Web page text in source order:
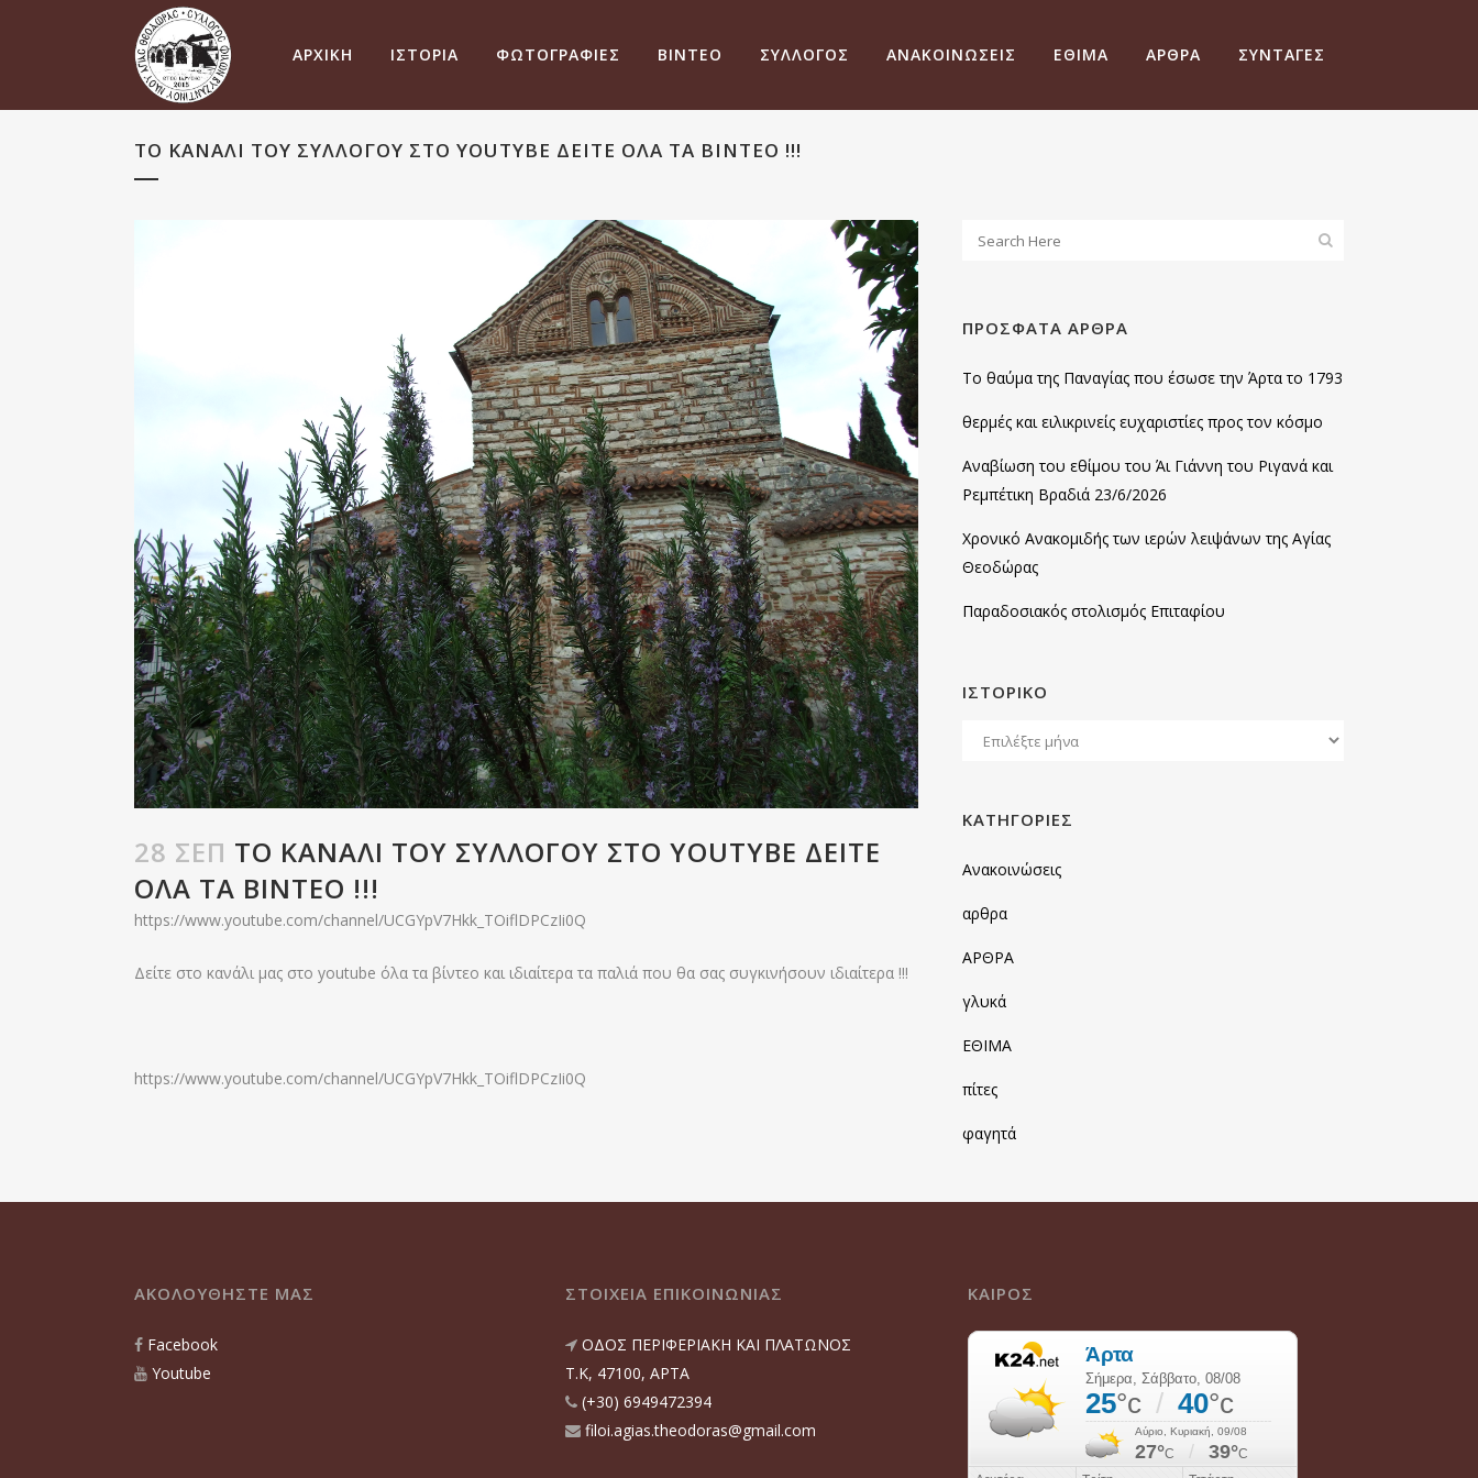
ΑΡΧΙΚΗ ΙΣΤΟΡΙΑ ΦΩΤΟΓΡΑΦΙΕΣ ΒΙΝΤΕΟ ΣΥΛΛΟΓΟΣ ΑΝΑΚΟΙΝΩΣΕΙΣ ΕΘΙΜΑ ΆΡΘΡΑ ΣΥΝΤΑΓΈΣ
ΤΟ ΚΑΝΆΛΙ ΤΟΥ ΣΥΛΛΌΓΟΥ ΣΤΟ YOUTYBE ΔΕΊΤΕ ΌΛΑ ΤΑ ΒΊΝΤΕΟ !!!
28 ΣΕΠ ΤΟ ΚΑΝΆΛΙ ΤΟΥ ΣΥΛΛΌΓΟΥ ΣΤΟ YOUTYBE ΔΕΊΤΕ
ΌΛΑ ΤΑ ΒΊΝΤΕΟ !!!
https://www.youtube.com/channel/UCGYpV7Hkk_TOiflDPCzIi0Q
Δείτε στο κανάλι μας στο youtube όλα τα βίντεο και ιδιαίτερα τα παλιά που θα σας συγκινήσουν ιδιαίτερα !!!
https://www.youtube.com/channel/UCGYpV7Hkk_TOiflDPCzIi0Q
ΠΡΌΣΦΑΤΑ ΆΡΘΡΑ
Το θαύμα της Παναγίας που έσωσε την Άρτα το 1793
θερμές και ειλικρινείς ευχαριστίες προς τον κόσμο
Αναβίωση του εθίμου του Άι Γιάννη του Ριγανά και
Ρεμπέτικη Βραδιά 23/6/2026
Χρονικό Ανακομιδής των ιερών λειψάνων της Αγίας
Θεοδώρας
Παραδοσιακός στολισμός Επιταφίου
ΙΣΤΟΡΙΚΌ
Ιστορικό
KΑΤΗΓΟΡΊΕΣ
Ανακοινώσεις
αρθρα
ΑΡΘΡΑ
γλυκά
ΕΘΙΜΑ
πίτες
φαγητά
ΑΚΟΛΟΥΘΗΣΤΕ ΜΑΣ
Facebook
Youtube
ΣΤΟΙΧΕΙΑ ΕΠΙΚΟΙΝΩΝΙΑΣ
ΟΔΟΣ ΠΕΡΙΦΕΡΙΑΚΗ ΚΑΙ ΠΛΑΤΩΝΟΣ
T.K, 47100, ΑΡΤΑ
(+30) 6949472394
filoi.agias.theodoras@gmail.com
ΚΑΙΡΟΣ